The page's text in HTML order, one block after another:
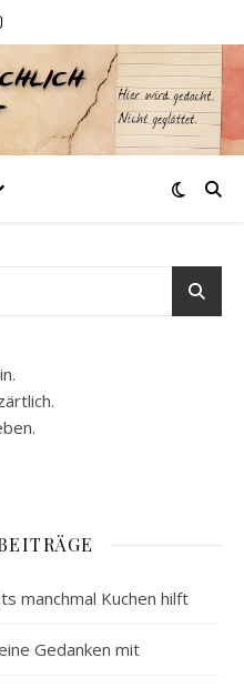
manchmal Kuchen hilft
Gedanken mit